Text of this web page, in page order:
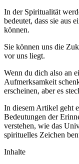
In der Spiritualität
bedeutet, dass sie aus
können.
Sie können uns die
vor uns liegt.
Wenn du dich also an
Aufmerksamkeit
erscheinen, aber es
In diesem Artikel geht
Bedeutungen der
verstehen, wie das
spirituelles Zeichen
Inhalte